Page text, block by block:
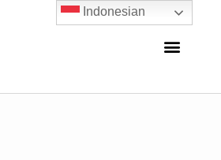
Indonesian